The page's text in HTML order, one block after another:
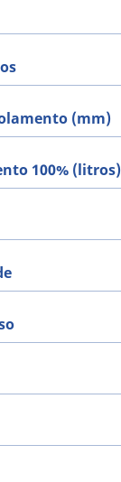
(mm)
100% (litros)